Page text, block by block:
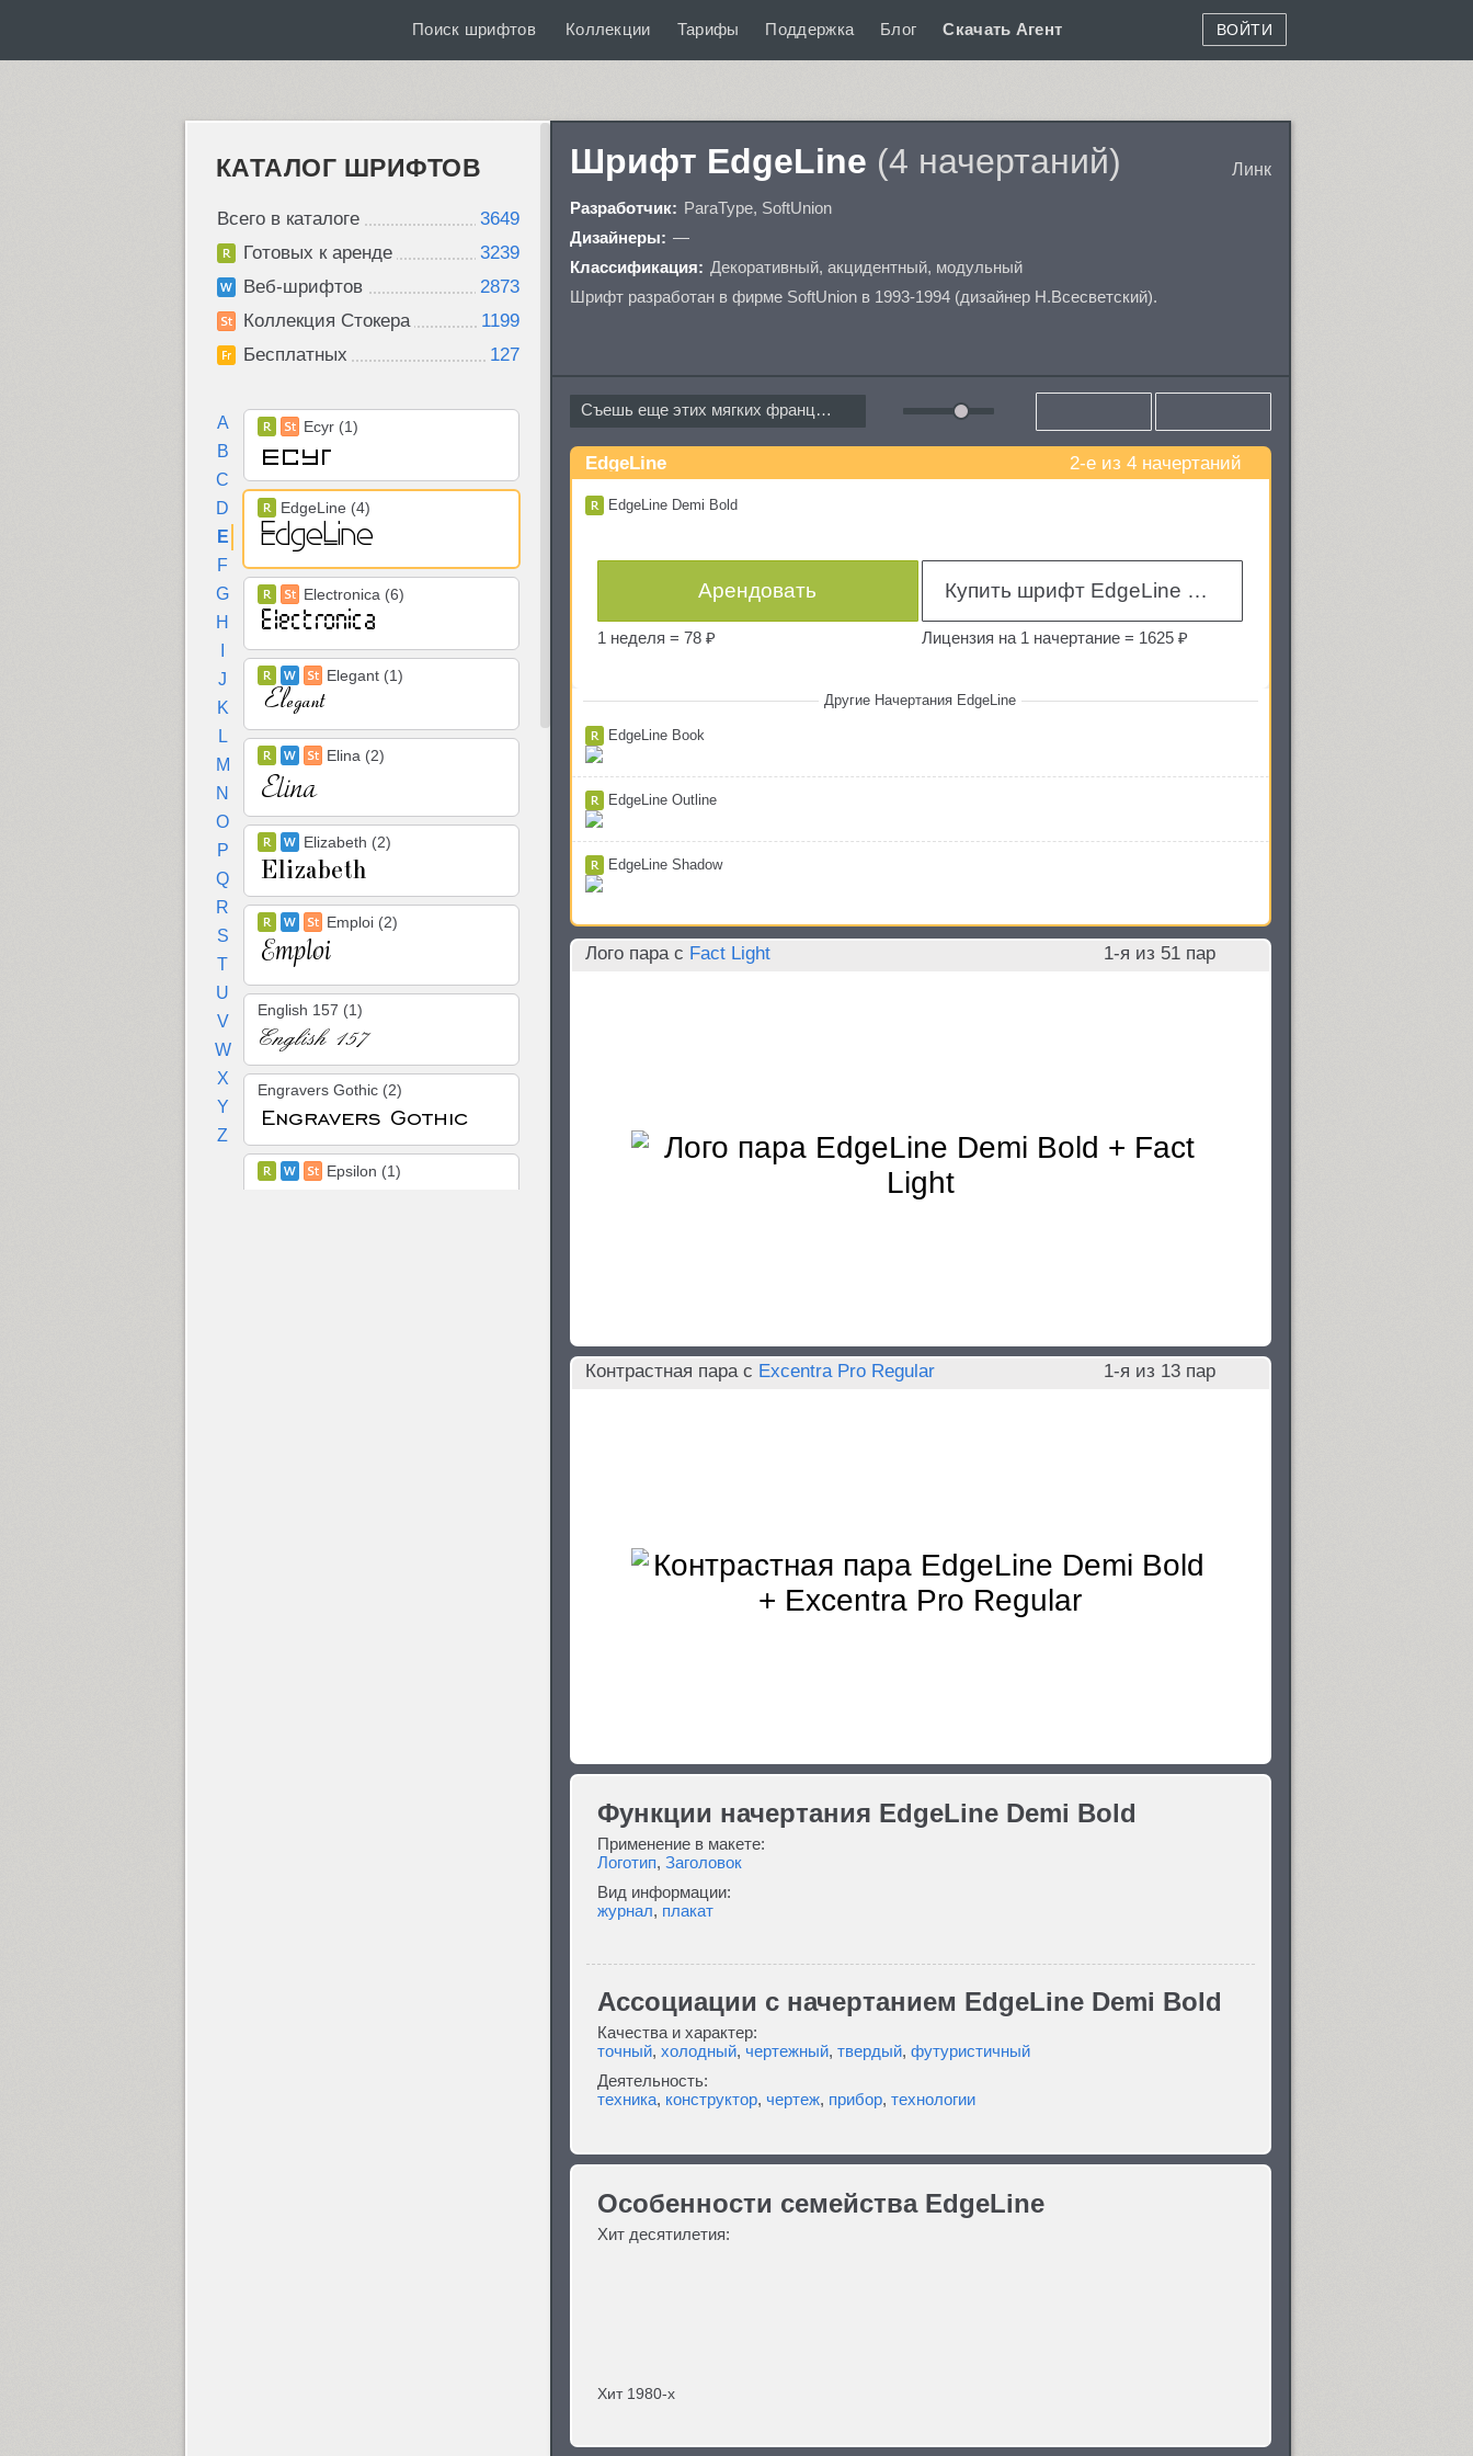
Поиск шрифтов Коллекции Тарифы Поддержка Блог Скачать Агент ВОЙТИ
КАТАЛОГ ШРИФТОВ
Всего в каталоге
3649
Готовых к аренде
3239
Веб-шрифтов
2873
Коллекция Стокера
1199
Бесплатных
127
A
B
C
D
E
F
G
H
J
K
L
M
N
O
P
Q
R
S
T
U
V
W
X
Y
Z
Ecyr (1)
EdgeLine (4)
Electronica (6)
Elegant (1)
Elina (2)
Elizabeth (2)
Emploi (2)
English 157 (1)
Engravers Gothic (2)
Epsilon (1)
Шрифт EdgeLine (4 начертаний) Линк
Разработчик: ParaType, SoftUnion
Дизайнеры: —
Классификация: Декоративный, акцидентный, модульный
Шрифт разработан в фирме SoftUnion в 1993-1994 (дизайнер Н.Всесветский).
Съешь еще этих мягких французских...
EdgeLine 2-е из 4 начертаний
EdgeLine Demi Bold
Арендовать
1 неделя = 78 ₽
Купить шрифт EdgeLine Demi Bold
Лицензия на 1 начертание = 1625 ₽
Другие Начертания EdgeLine
EdgeLine Book
EdgeLine Outline
EdgeLine Shadow
Лого пара c Fact Light 1-я из 51пар
Контрастная пара c Excentra Pro Regular 1-я из 13пар
Функции начертания EdgeLine Demi Bold
Применение в макете:
Логотип, Заголовок
Вид информации:
журнал, плакат
Ассоциации c начертанием EdgeLine Demi Bold
Качества и характер:
точный, холодный, чертежный, твердый, футуристичный
Деятельность:
техника, конструктор, чертеж, прибор, технологии
Особенности семейства EdgeLine
Хит десятилетия:
Хит 1980-х